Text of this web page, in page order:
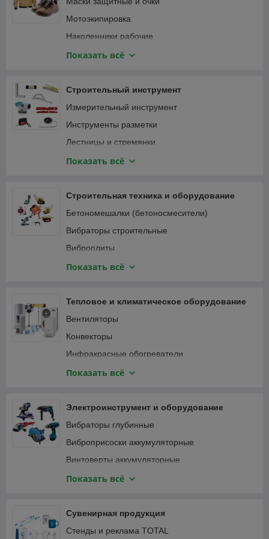
Мотоэкипировка
Наколенники рабочие
Наушники
Привязь страховочная
Спецодежда
Показать всё
Строительный инструмент
Измерительный инструмент
Инструменты разметки
Лестницы и стремянки
Зажимы
Монтажный инструмент
Мусоропровод
Наборы ручного инструмента
Паяльники, оловоотсосы
Пневматический инструмент
Столярно-слесарный инструмент
Показать всё
Строительная техника и оборудование
Бетономешалки (бетоносмесители)
Вибраторы строительные
Виброплиты
Виброрейки
Генераторы и электростанции
Затирочные машины
Компрессоры
Мотобуры и мотодрели
Мотопомпы
Пылесосы строительные
Сварочные аппараты
Станки
Трубогибы, арматурогибы
Швонарезчики
Показать всё
Тепловое и климатическое оборудование
Вентиляторы
Конвекторы
Инфракрасные обогреватели
Кондиционеры
Тепловые пушки
Терморегуляторы (термостаты)
Масляные радиаторы
Показать всё
Электроинструмент и оборудование
Вибраторы глубинные
Виброприсоски аккумуляторные
Винтоверты аккумуляторные
Гаечные ключи и трещотки аккумуляторные
Гвоздезабивные пистолеты, степлеры
Дрели
Показать всё
Сувенирная продукция
Стенды и реклама TOTAL